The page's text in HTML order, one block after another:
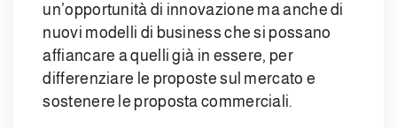
un’opportunità di innovazione ma anche di
nuovi modelli di business che si possano
affiancare a quelli già in essere, per
differenziare le proposte sul mercato e
sostenere le proposta commerciali.